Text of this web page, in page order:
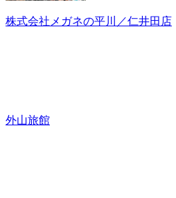
株式会社メガネの平川／仁井田店
外山旅館